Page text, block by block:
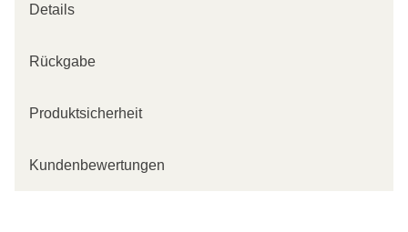
Details
Rückgabe
Produktsicherheit
Kundenbewertungen